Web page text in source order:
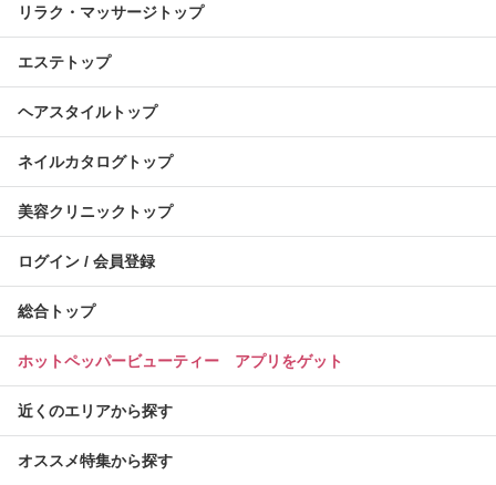
リラク・マッサージトップ
エステトップ
ヘアスタイルトップ
ネイルカタログトップ
美容クリニックトップ
ログイン / 会員登録
総合トップ
ホットペッパービューティー アプリをゲット
近くのエリアから探す
オススメ特集から探す